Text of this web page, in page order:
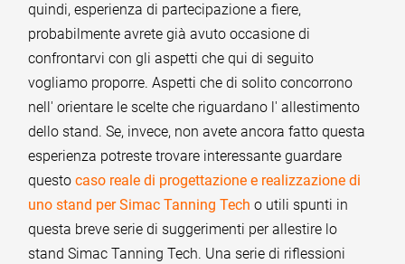
quindi, esperienza di partecipazione a fiere,
probabilmente avrete già avuto occasione di
confrontarvi con gli aspetti che qui di seguito
vogliamo proporre. Aspetti che di solito concorrono
nell' orientare le scelte che riguardano l' allestimento
dello stand. Se, invece, non avete ancora fatto questa
esperienza potreste trovare interessante guardare
questocaso reale di progettazione e realizzazione di
uno stand per Simac Tanning Tech o utili spunti in
questa breve serie di suggerimenti per allestire lo
stand Simac Tanning Tech. Una serie di riflessioni